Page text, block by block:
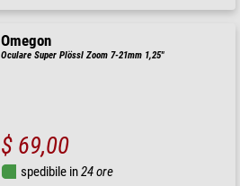
Omegon
Oculare Super Plössl Zoom 7-21mm 1,25"
$ 69,00
spedibile in24 ore